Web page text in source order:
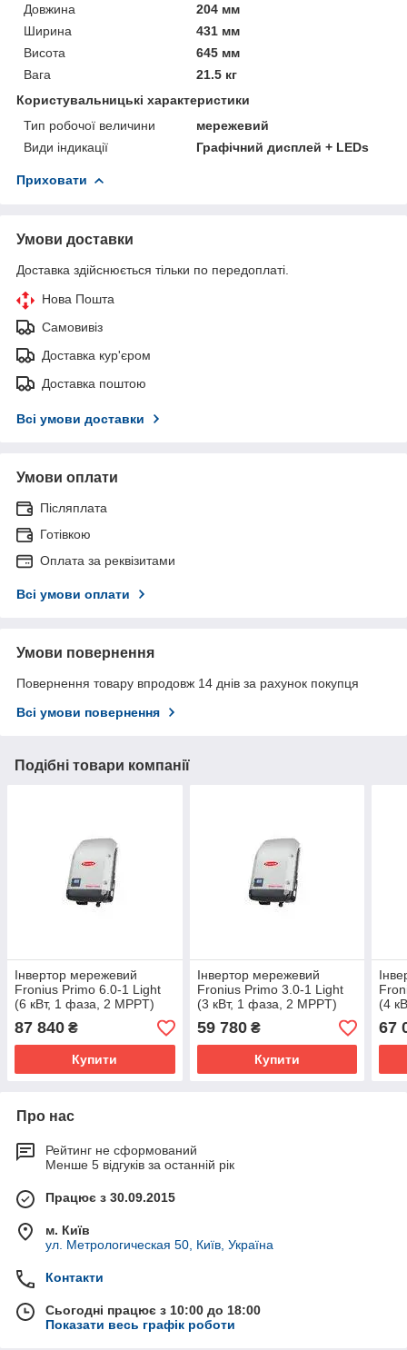
Довжина
204 мм
Ширина
431 мм
Висота
645 мм
Вага
21.5 кг
Користувальницькі характеристики
Тип робочої величини
мережевий
Види індикації
Графічний дисплей + LEDs
Приховати
Умови доставки
Доставка здійснюється тільки по передоплаті.
Нова Пошта
Самовивіз
Доставка кур'єром
Доставка поштою
Всі умови доставки
Умови оплати
Післяплата
Готівкою
Оплата за реквізитами
Всі умови оплати
Умови повернення
Повернення товару впродовж 14 днів за рахунок покупця
Всі умови повернення
Подібні товари компанії
Інвертор мережевий
Fronius Primo 6.0-1 Light
(6 кВт, 1 фаза, 2 MPPT)
87 840 ₴
Купити
Інвертор мережевий
Fronius Primo 3.0-1 Light
(3 кВт, 1 фаза, 2 MPPT)
59 780₴
Купити
(4
67
Про нас
Рейтинг не сформований
Менше 5 відгуків за останній рік
Працює з 30.09.2015
м. Київ
ул. Метрологическая 50, Київ, Україна
Контакти
Сьогодні працює з 10:00 до 18:00
Показати весь графік роботи